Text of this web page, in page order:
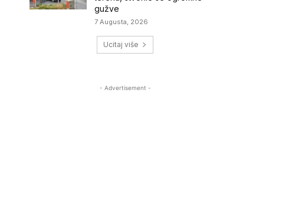
gužve
7 Augusta, 2026
Ucitaj više
- Advertisement -